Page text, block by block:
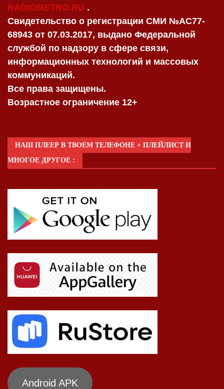
RADIOMETRO.RU .
Свидетельство о регистрации СМИ №AC77-
68943 от 07.03.2017, выдано Федеральной
службой по надзору в сфере связи,
информационных технологий и массовых
коммуникаций.
Все права защищены.
Возрастное ограничение 12+
НАШ ПЛЕЕР В ТВОЕМ ТЕЛЕФОНЕ + ПЛЕЙЛИСТ И
МНОГОЕ ДРУГОЕ :
Android APK